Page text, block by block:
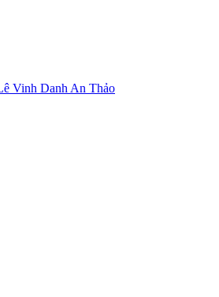
Vinh Danh An Thảo